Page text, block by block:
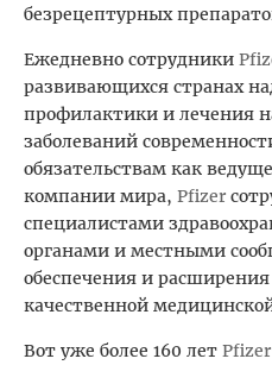
безрецептурных
Ежедневно сотрудники
развивающихся странах
профилактики и лечения
заболеваний
обязательствам как
компании мира, Pfizer
специалистами
органами и местными
обеспечения и
качественной
Вот уже более 160 лет Pfizer